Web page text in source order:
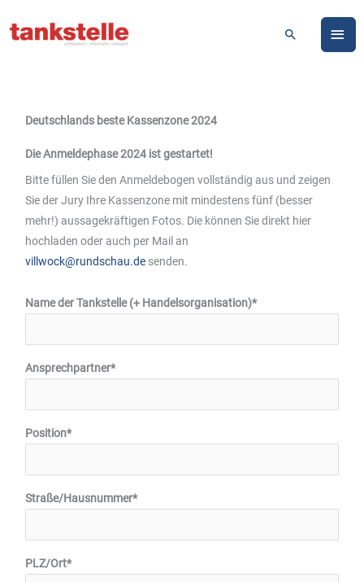
Inhalt
Suchen
Deutschlands beste Kassenzone 2024
Die Anmeldephase 2024 ist gestartet!
Bitte füllen Sie den Anmeldebogen vollständig aus und zeigen
Sie der Jury Ihre Kassenzone mit mindestens fünf (besser
mehr!) aussagekräftigen Fotos. Die können Sie direkt hier
hochladen oder auch per Mail an
villwock@rundschau.de senden.
Name der Tankstelle (+ Handelsorganisation)*
Ansprechpartner*
Position*
Straße/Hausnummer*
PLZ/Ort*